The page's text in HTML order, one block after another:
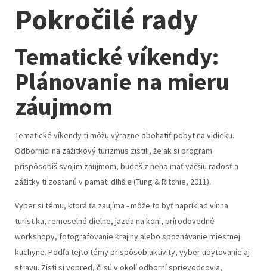
Pokročilé rady
Tematické víkendy:
Plánovanie na mieru
záujmom
Tematické víkendy ti môžu výrazne obohatiť pobyt na vidieku.
Odborníci na zážitkový turizmus zistili, že ak si program
prispôsobíš svojim záujmom, budeš z neho mať väčšiu radosť a
zážitky ti zostanú v pamäti dlhšie (Tung & Ritchie, 2011).
Vyber si tému, ktorá ťa zaujíma - môže to byť napríklad vínna
turistika, remeselné dielne, jazda na koni, prírodovedné
workshopy, fotografovanie krajiny alebo spoznávanie miestnej
kuchyne. Podľa tejto témy prispôsob aktivity, vyber ubytovanie aj
stravu. Zisti si vopred, či sú v okolí odborní sprievodcovia,